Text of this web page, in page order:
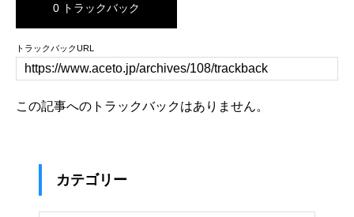
0 トラックバック
トラックバックURL
この記事へのトラックバックはありません。
カテゴリー